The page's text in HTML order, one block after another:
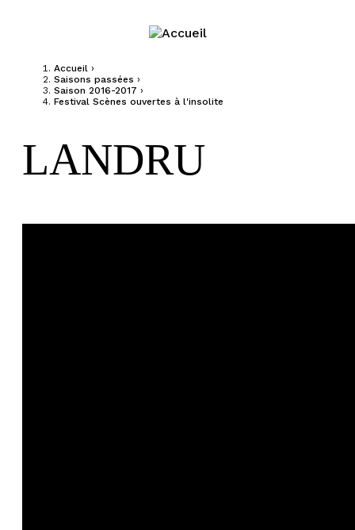
Vous êtes ici
Accueil ›
Saisons passées ›
Saison 2016-2017 ›
Festival Scènes ouvertes à l'insolite
LANDRU